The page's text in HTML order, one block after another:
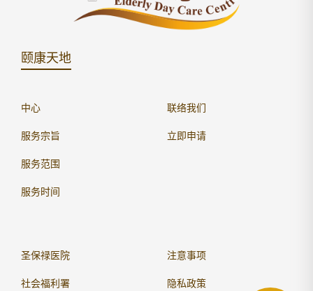
颐康天地
中心
服务宗旨
服务范围
服务时间
联络我们
立即申请
圣保禄医院
社会福利署
注意事项
隐私政策